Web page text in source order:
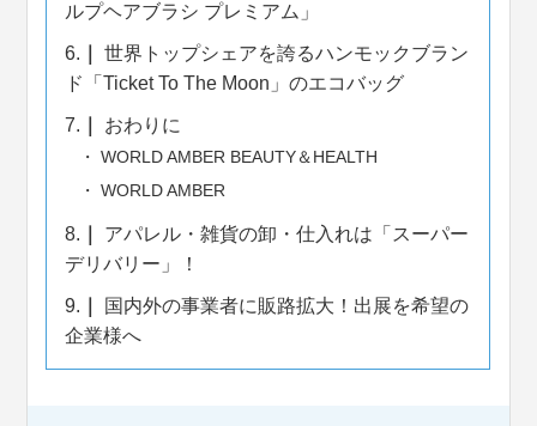
ルプヘアブラシ プレミアム」
6.
世界トップシェアを誇るハンモックブラン
ド「Ticket To The Moon」のエコバッグ
7. おわりに
WORLD AMBER BEAUTY＆HEALTH
WORLD AMBER
8.
アパレル・雑貨の卸・仕入れは「スーパー
デリバリー」！
9.
国内外の事業者に販路拡大！出展を希望の
企業様へ